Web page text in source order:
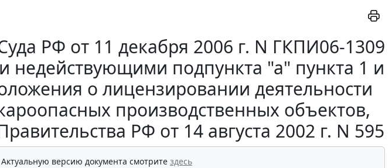
РФ от 11 декабря 2006 г. N ГКПИ06-1309
недействующими подпункта "а" пункта 1 и
о лицензировании деятельности
производственных объектов,
РФ от 14 августа 2002 г. N 595
Актуальную версию документа смотрите здесь